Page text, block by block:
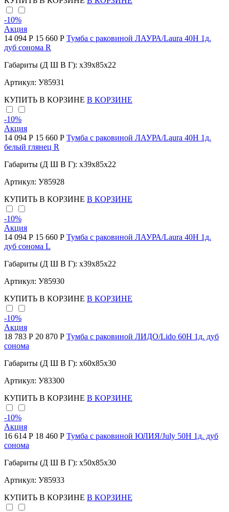
-10%
Акция
14 094 Р 15 660 Р Тумба с раковиной ЛАУРА/Laura 40Н 1д.
дуб сонома R
Габариты (Д Ш В Г): x39x85x22
Артикул: У85931
КУПИТЬ В КОРЗИНЕ В КОРЗИНЕ
-10%
Акция
14 094 Р 15 660 Р Тумба с раковиной ЛАУРА/Laura 40Н 1д.
белый глянец R
Габариты (Д Ш В Г): x39x85x22
Артикул: У85928
КУПИТЬ В КОРЗИНЕ В КОРЗИНЕ
-10%
Акция
14 094 Р 15 660 Р Тумба с раковиной ЛАУРА/Laura 40Н 1д.
дуб сонома L
Габариты (Д Ш В Г): x39x85x22
Артикул: У85930
КУПИТЬ В КОРЗИНЕ В КОРЗИНЕ
-10%
Акция
18 783 Р 20 870 Р Тумба с раковиной ЛИДО/Lido 60Н 1д. дуб
сонома
Габариты (Д Ш В Г): x60x85x30
Артикул: У83300
КУПИТЬ В КОРЗИНЕ В КОРЗИНЕ
-10%
Акция
16 614 Р 18 460 Р Тумба с раковиной ЮЛИЯ/July 50Н 1д. дуб
сонома
Габариты (Д Ш В Г): x50x85x30
Артикул: У85933
КУПИТЬ В КОРЗИНЕ В КОРЗИНЕ